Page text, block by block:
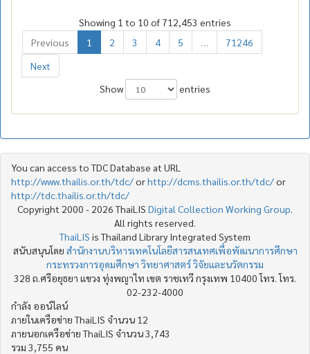
Showing 1 to 10 of 712,453 entries
Previous
1 2 3 4 5 …
71246
Next
Show
entries
You can access to TDC Database at URL
http://www.thailis.or.th/tdc/orhttp://dcms.thailis.or.th/tdc/or
http://tdc.thailis.or.th/tdc/
Copyright 2000 - 2026 ThaiLIS Digital Collection Working Group.
All rights reserved.
ThaiLIS is Thailand Library Integrated System
สนับสนุนโดย สำนักงานบริหารเทคโนโลยีสารสนเทศเพื่อพัฒนาการศึกษา
กระทรวงการอุดมศึกษา วิทยาศาสตร์ วิจัยและนวัตกรรม
328 ถ.ศรีอยุธยา แขวง ทุ่งพญาไท เขต ราชเทวี กรุงเทพ 10400 โทร. โทร.
02-232-4000
กำลัง ออน์ไลน์
ภายในเครือข่าย ThaiLIS จำนวน 12
ภายนอกเครือข่าย ThaiLIS จำนวน 3,743
รวม 3,755 คน